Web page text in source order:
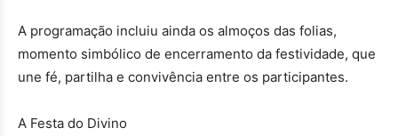
A programação incluiu ainda os almoços das folias,
momento simbólico de encerramento da festividade, que
une fé, partilha e convivência entre os participantes.
A Festa do Divino